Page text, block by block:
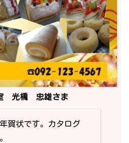
光橋 忠雄さま
賀状です。カタログ